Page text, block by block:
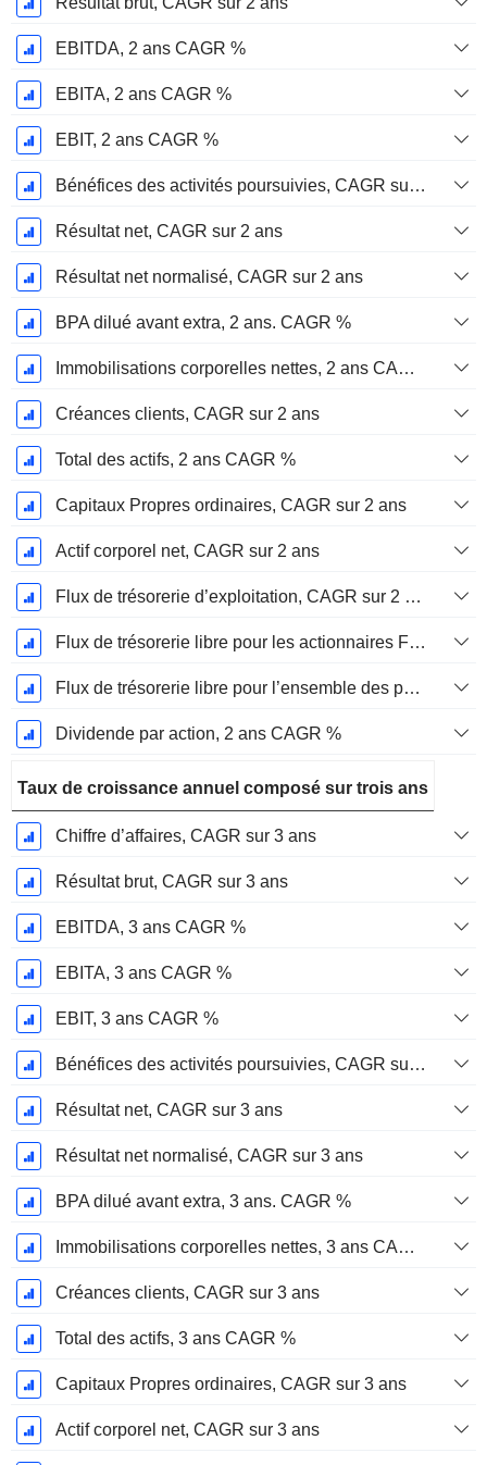
EBITDA, 2 ans CAGR %
EBITA, 2 ans CAGR %
EBIT, 2 ans CAGR %
Bénéfices des activités poursuivies, CAGR sur 2 ans
Résultat net, CAGR sur 2 ans
Résultat net normalisé, CAGR sur 2 ans
BPA dilué avant extra, 2 ans. CAGR %
Immobilisations corporelles nettes, 2 ans CAGR %
Créances clients, CAGR sur 2 ans
Total des actifs, 2 ans CAGR %
Capitaux Propres ordinaires, CAGR sur 2 ans
Actif corporel net, CAGR sur 2 ans
Flux de trésorerie d’exploitation, CAGR sur 2 ans
Flux de trésorerie libre pour les actionnaires FCFE, CAGR sur 2 ans
Flux de trésorerie libre pour l’ensemble des pourvoyeurs de fonds (créanciers et actionnaires) FCFF, CAGR sur 2 ans
Dividende par action, 2 ans CAGR %
Taux de croissance annuel composé sur trois ans
Chiffre d’affaires, CAGR sur 3 ans
Résultat brut, CAGR sur 3 ans
EBITDA, 3 ans CAGR %
EBITA, 3 ans CAGR %
EBIT, 3 ans CAGR %
Bénéfices des activités poursuivies, CAGR sur 3 ans
Résultat net, CAGR sur 3 ans
Résultat net normalisé, CAGR sur 3 ans
BPA dilué avant extra, 3 ans. CAGR %
Immobilisations corporelles nettes, 3 ans CAGR %
Créances clients, CAGR sur 3 ans
Total des actifs, 3 ans CAGR %
Capitaux Propres ordinaires, CAGR sur 3 ans
Actif corporel net, CAGR sur 3 ans